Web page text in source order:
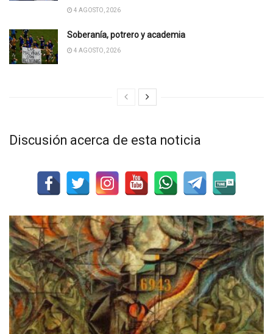
4 AGOSTO, 2026
Soberanía, potrero y academia
4 AGOSTO, 2026
Discusión acerca de esta noticia